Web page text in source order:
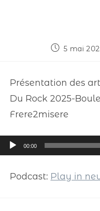
5 mai
Présentation des
Du Rock 2025-
Frere2misere
Lecteur
audio
00:00
Podcast: Play in